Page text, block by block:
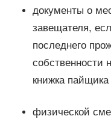
документы о
завещателя,
последнего
собственности
книжка
физической